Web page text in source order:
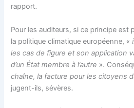
rapport.
Pour les auditeurs, si ce principe est
la politique climatique européenne, «
les cas de figure et son application
d’un État membre à l’autre ».
chaîne, la facture pour les citoyens
jugent-ils, sévères.